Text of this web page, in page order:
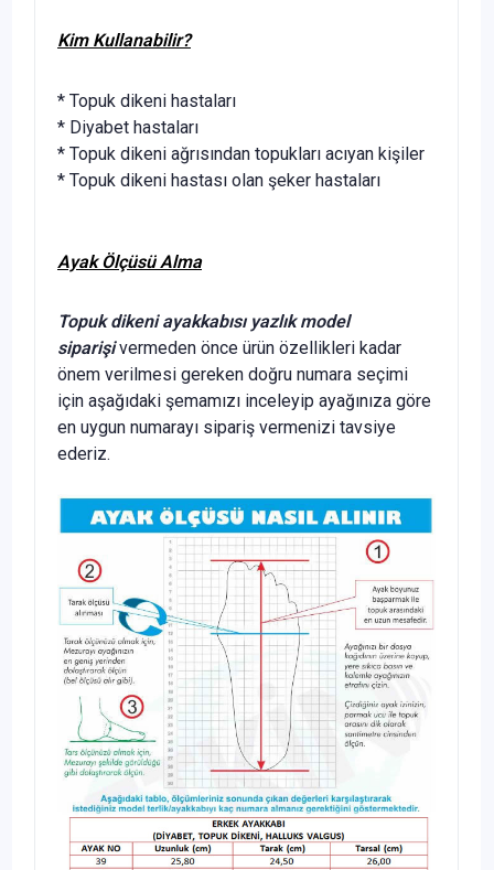
Kim Kullanabilir?
* Topuk dikeni hastaları
* Diyabet hastaları
* Topuk dikeni ağrısından topukları acıyan kişiler
* Topuk dikeni hastası olan şeker hastaları
Ayak Ölçüsü Alma
Topuk dikeni ayakkabısı yazlık model
siparişivermeden önce ürün özellikleri kadar
önem verilmesi gereken doğru numara seçimi
için aşağıdaki şemamızı inceleyip ayağınıza göre
en uygun numarayı sipariş vermenizi tavsiye
ederiz.